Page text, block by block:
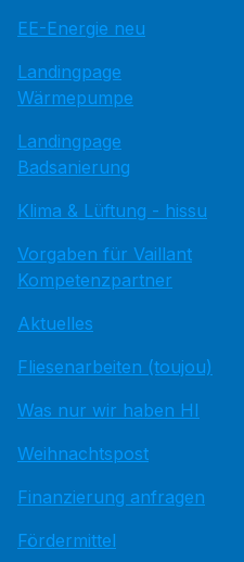
EE-Energie neu
Landingpage
Wärmepumpe
Landingpage
Badsanierung
Klima & Lüftung - hissu
Vorgaben für Vaillant
Kompetenzpartner
Aktuelles
Fliesenarbeiten (toujou)
Was nur wir haben HI
Weihnachtspost
Finanzierung anfragen
Fördermittel